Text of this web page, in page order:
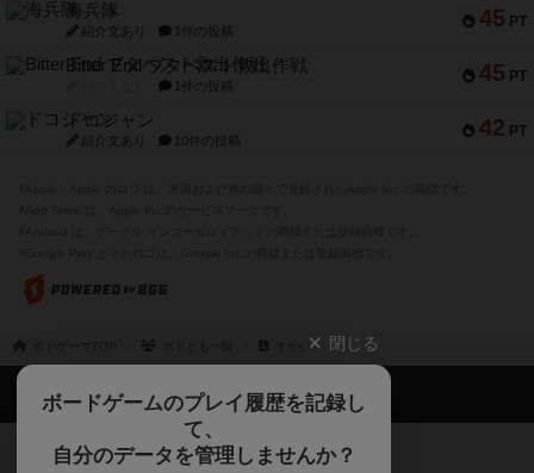
45 PT
海兵隊
紹介文あり 1件の投稿
45 PT
Bitter End ブタペスト救出作戦
1件の投稿
42 PT
ドコジャン
紹介文あり 10件の投稿
すかい 閉じる
ボードゲームのプレイ履歴を記録し
て、
自分のデータを管理しませんか？
ボドゲーマTOP
ボードゲームを検索する